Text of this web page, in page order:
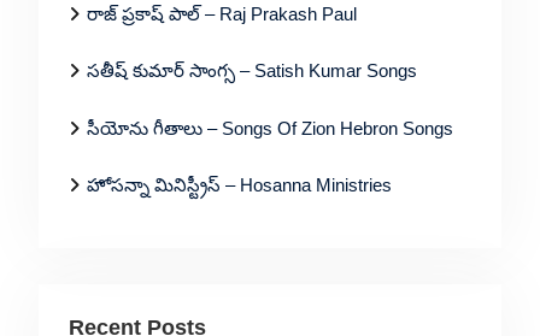
రాజ్ ప్రకాష్ పాల్ – Raj Prakash Paul
సతీష్ కుమార్ సాంగ్స – Satish Kumar Songs
సీయోను గీతాలు – Songs Of Zion Hebron Songs
హోసన్నా మినిస్ట్రీస్ – Hosanna Ministries
Recent Posts